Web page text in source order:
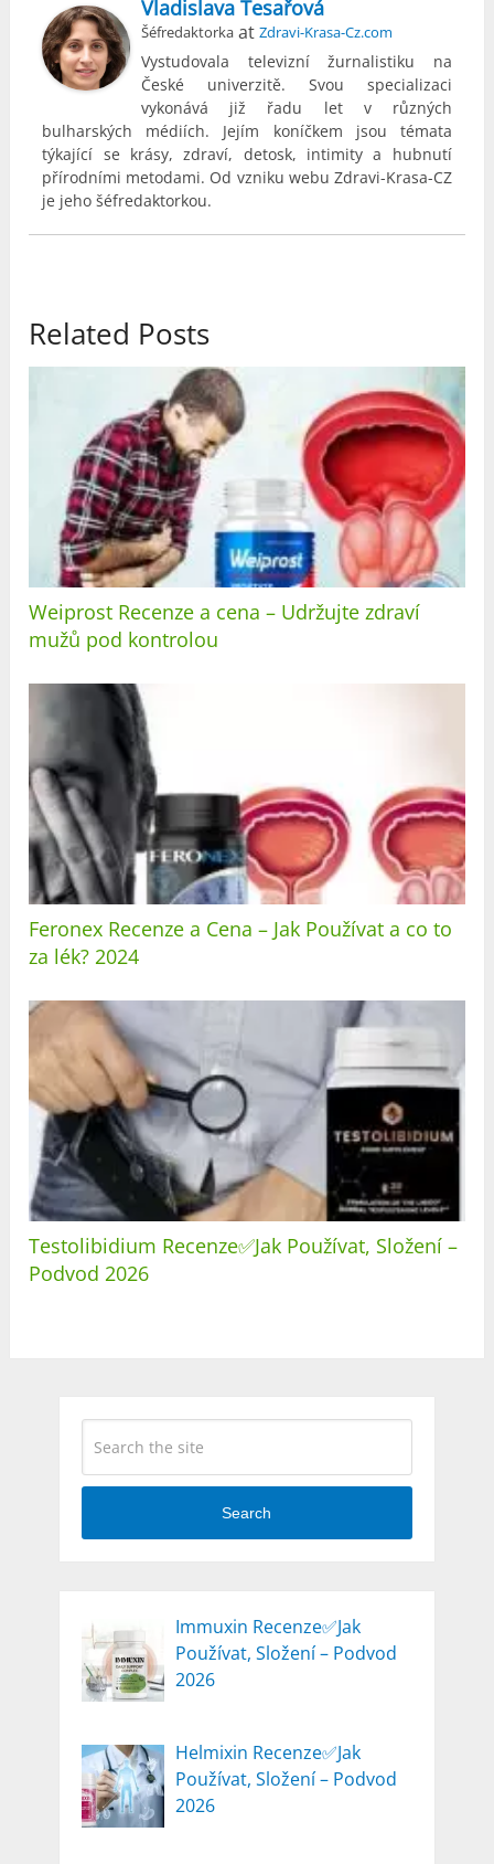
Vladislava Tesařová
Šéfredaktorka atZdravi-Krasa-Cz.com
Vystudovala televizní žurnalistiku na
České univerzitě. Svou specializaci
vykonává již řadu let v různých
bulharských médiích. Jejím koníčkem jsou témata
týkající se krásy, zdraví, detosk, intimity a hubnutí
přírodními metodami. Od vzniku webu Zdravi-Krasa-CZ
je jeho šéfredaktorkou.
Related Posts
Weiprost Recenze a cena – Udržujte zdraví
mužů pod kontrolou
Feronex Recenze a Cena – Jak Používat a co to
za lék? 2024
Testolibidium Recenze✅Jak Používat, Složení –
Podvod 2026
Search
Immuxin Recenze✅Jak
Používat, Složení – Podvod
2026
Helmixin Recenze✅Jak
Používat, Složení – Podvod
2026